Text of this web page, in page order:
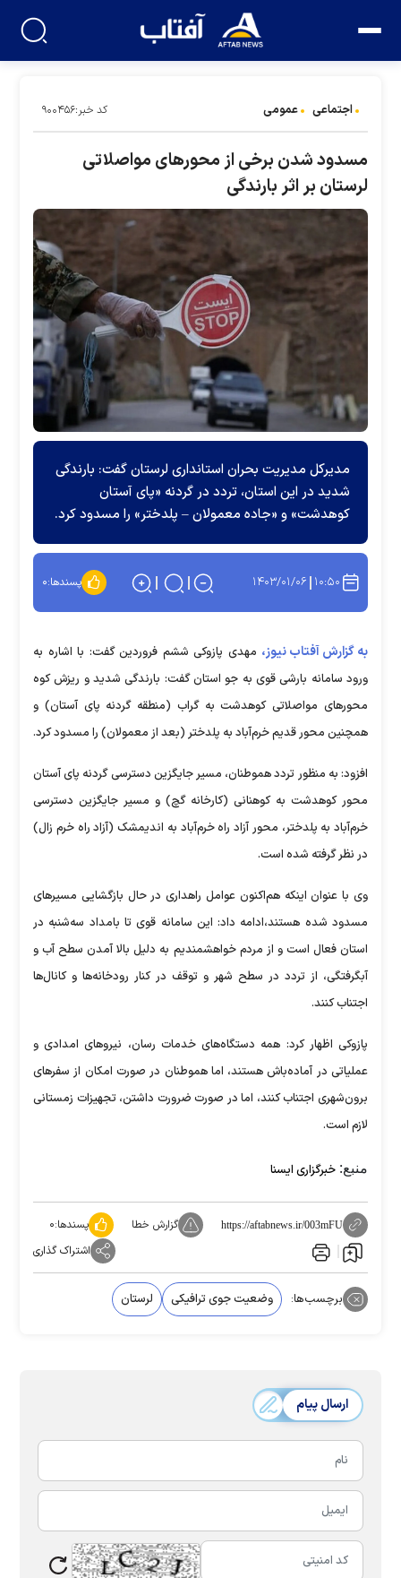
اجتماعی عمومی کد خبر:۹۰۰۴۵۶
مسدود شدن برخی از محور‌های مواصلاتی
لرستان بر اثر بارندگی
مدیرکل مدیریت بحران استانداری لرستان گفت: بارندگی
شدید در این استان، تردد در گردنه «پای آستان
کوهدشت» و «جاده معمولان – پلدختر» را مسدود کرد.
۱۰:۵۰ ۱۴۰۳/۰۱/۰۶ پسندها:۰
به گزارش آفتاب نیوز، مهدی پازوکی ششم فروردین گفت: با اشاره به
ورود سامانه بارشی قوی به جو استان گفت: بارندگی شدید و ریزش کوه
محورهای مواصلاتی کوهدشت به گراب (منطقه گردنه پای آستان) و
همچنین محور قدیم خرم‌آباد به پلدختر (بعد از معمولان) را مسدود کرد.
افزود: به منظور تردد هموطنان، مسیر جایگزین دسترسی گردنه پای آستان
محور کوهدشت به کوهنانی (کارخانه گچ) و مسیر جایگزین دسترسی
خرم‌آباد به پلدختر، محور آزاد راه خرم‌آباد به اندیمشک (آزاد راه خرم زال)
در نظر گرفته شده است.
وی با عنوان اینکه هم‌اکنون عوامل راهداری در حال بازگشایی مسیرهای
مسدود شده هستند،ادامه داد: این سامانه قوی تا بامداد سه‌شنبه در
استان فعال است و از مردم خواهشمندیم به دلیل بالا آمدن سطح آب و
آبگرفتگی، از تردد در سطح شهر و توقف در کنار رودخانه‌ها و کانال‌ها
اجتناب کنند.
پازوکی اظهار کرد: همه دستگاه‌های خدمات‌ رسان، نیروهای امدادی و
عملیاتی در آماده‌باش هستند، اما هموطنان در صورت امکان از سفرهای
برون‌شهری اجتناب کنند، اما در صورت ضرورت داشتن، تجهیزات زمستانی
لازم است.
منبع: خبرگزاری ایسنا
https://aftabnews.ir/003mFU گزارش خطا پسندها:۰
اشتراک گذاری
برچسب‌ها: وضعیت جوی ترافیکی لرستان
ارسال پیام